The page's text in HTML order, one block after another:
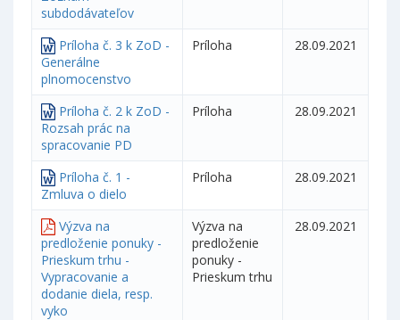
subdodávateľov
Príloha č. 3 k ZoD -
Generálne
plnomocenstvo
Príloha 28.09.2021
Príloha č. 2 k ZoD -
Rozsah prác na
spracovanie PD
Príloha 28.09.2021
Príloha č. 1 -
Zmluva o dielo
Príloha 28.09.2021
Výzva na
predloženie ponuky -
Prieskum trhu -
Vypracovanie a
dodanie diela, resp.
vyko
Výzva na
predloženie
ponuky -
Prieskum trhu
28.09.2021